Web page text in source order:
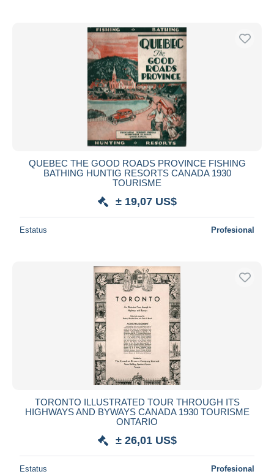
QUEBEC THE GOOD ROADS PROVINCE FISHING
BATHING HUNTIG RESORTS CANADA 1930
TOURISME
± 19,07 US$
Estatus Profesional
TORONTO ILLUSTRATED TOUR THROUGH ITS
HIGHWAYS AND BYWAYS CANADA 1930 TOURISME
ONTARIO
± 26,01 US$
Estatus Profesional